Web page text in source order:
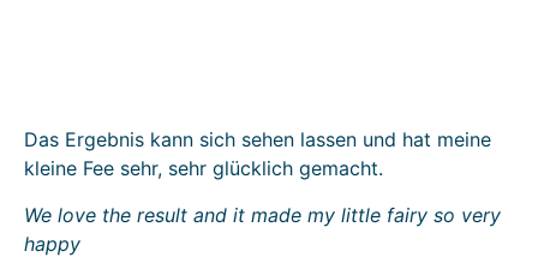
Das Ergebnis kann sich sehen lassen und hat meine
kleine Fee sehr, sehr glücklich gemacht.
We love the result and it made my little fairy so very
happy